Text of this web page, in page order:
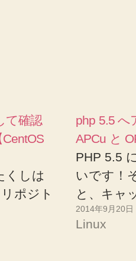
て確認
くしは
ポジト
php 5.5 へ
APCu と
PHP 5.5
いです！
と、キャ
2014年9月20日
Linux